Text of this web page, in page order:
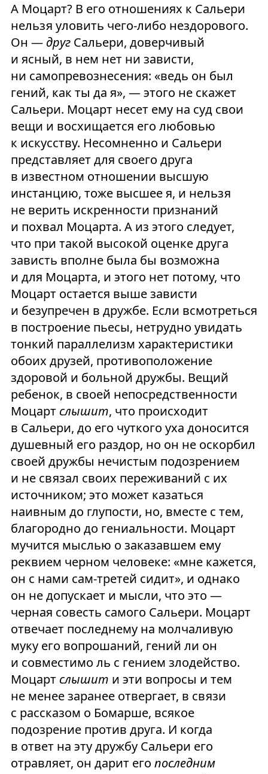
А Моцарт? В его отношениях к Сальери
нельзя уловить чего-либо нездорового.
Он — другСальери, доверчивый
и ясный, в нем нет ни зависти,
ни самопревознесения: «ведь он был
гений, как ты да я», — этого не скажет
Сальери. Моцарт несет ему на суд свои
вещи и восхищается его любовью
к искусству. Несомненно и Сальери
представляет для своего друга
в известном отношении высшую
инстанцию, тоже высшее я, и нельзя
не верить искренности признаний
и похвал Моцарта. А из этого следует,
что при такой высокой оценке друга
зависть вполне была бы возможна
и для Моцарта, и этого нет потому, что
Моцарт остается выше зависти
и безупречен в дружбе. Если всмотреться
в построение пьесы, нетрудно увидать
тонкий параллелизм характеристики
обоих друзей, противоположение
здоровой и больной дружбы. Вещий
ребенок, в своей непосредственности
Моцарт слышит, что происходит
в Сальери, до его чуткого уха доносится
душевный его раздор, но он не оскорбил
своей дружбы нечистым подозрением
и не связал своих переживаний с их
источником; это может казаться
наивным до глупости, но, вместе с тем,
благородно до гениальности. Моцарт
мучится мыслью о заказавшем ему
реквием черном человеке: «мне кажется,
он с нами сам-третей сидит», и однако
он не допускает и мысли, что это —
черная совесть самого Сальери. Моцарт
отвечает последнему на молчаливую
муку его вопрошаний, гений ли он
и совместимо ль с гением злодейство.
Моцарт слышит и эти вопросы и тем
не менее заранее отвергает, в связи
с рассказом о Бомарше, всякое
подозрение против друга. И когда
в ответ на эту дружбу Сальери его
отравляет, он дарит его последним